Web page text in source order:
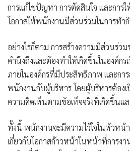
การแก้ไขปัญหา การตัดสินใจ และการ
โอกาสให้พนักงานมีส่วนร่วมในการทำ
อย่างไรก็ตาม การสร้างความมีส่วนร่ว
คำนึงถึงและต้องทำให้เกิดขึ้นในองค์ก
ภายในองค์กรที่มีประสิทธิภาพ และการ
พนักงานกับผู้บริหาร โดยผู้บริหารต้อง
ความคิดเห็นตามข้อเท็จจริงที่เกิดขึ้นแ
ทั้งนี้ พนักงานจะมีความไว้ใจในหัวหน้
เกี่ยวกับโอกาสก้าวหน้าในหน้าที่การง